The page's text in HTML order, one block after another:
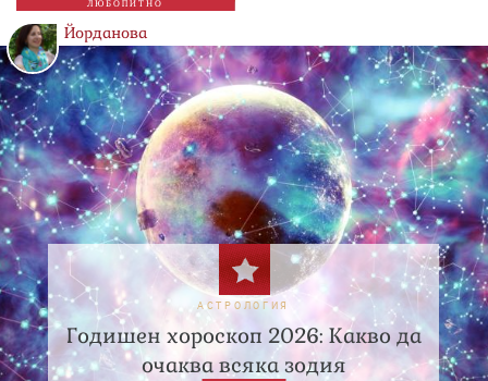
ЛЮБОПИТНО
Йорданова
АСТРОЛОГИЯ
Годишен хороскоп 2026: Какво да
очаква всяка зодия